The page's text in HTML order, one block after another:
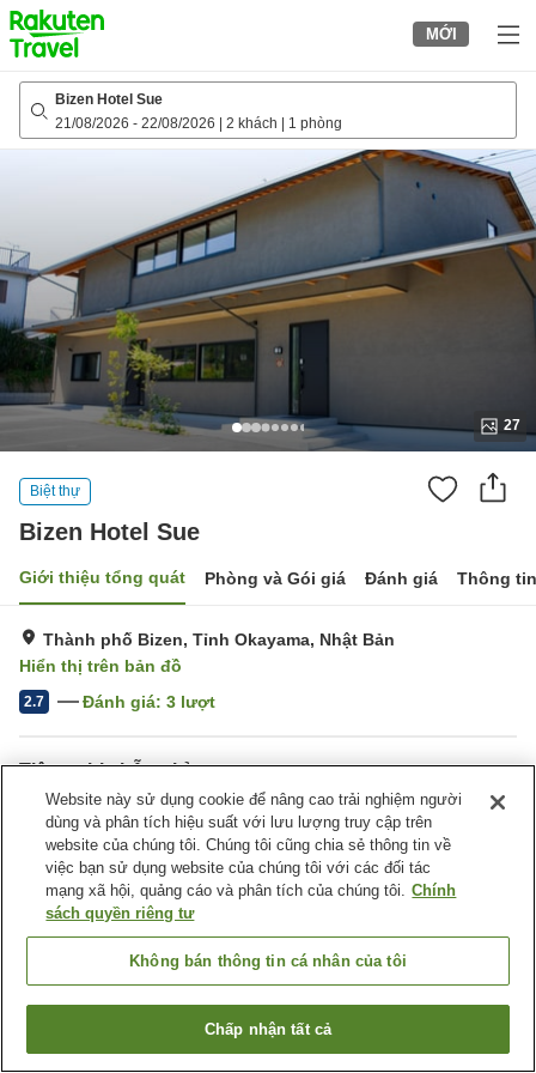
to
top
page
MỚI
Bizen Hotel Sue
21/08/2026 - 22/08/2026 2 khách 1 phòng
27
Biệt thự
Bizen Hotel Sue
Giới thiệu tổng quát Phòng và Gói giá Đánh giá Thông
Thành phố Bizen, Tỉnh Okayama, Nhật Bản
Hiển thị trên bản đồ
2.7 Đánh giá: 3 lượt
Tiện nghi chỗ nghỉ
Bãi đỗ xe
Trang chủ Nhật Bản Tỉnh Okayama
Thành phố Bizen
Bizen Hotel Sue
Tìm phòng trống
Website này sử dụng cookie để nâng cao trải nghiệm người
dùng và phân tích hiệu suất với lưu lượng truy cập trên
website của chúng tôi. Chúng tôi cũng chia sẻ thông tin về
việc bạn sử dụng website của chúng tôi với các đối tác
mạng xã hội, quảng cáo và phân tích của chúng tôi. Chính
sách quyền riêng tư
Không bán thông tin cá nhân của tôi
Chấp nhận tất cả